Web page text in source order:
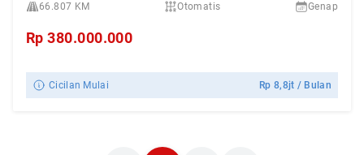
66.807 KM Otomatis Genap
Rp380.000.000
Cicilan Mulai Rp8,8jt / Bulan